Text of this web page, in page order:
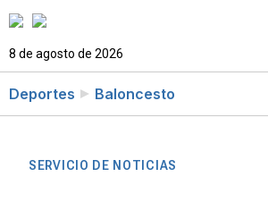
8 de agosto de 2026
Deportes Baloncesto
SERVICIO DE NOTICIAS